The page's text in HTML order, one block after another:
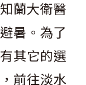
蘭大衛醫
暑。為了
其它的選
前往淡水